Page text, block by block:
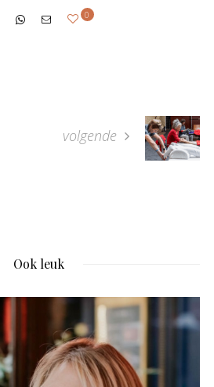
0
volgende
Ook leuk